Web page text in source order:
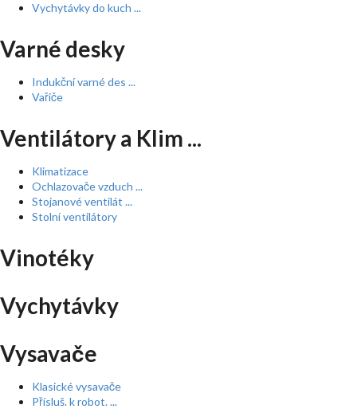
Vychytávky do kuch ...
Varné desky
Indukční varné des ...
Vařiče
Ventilátory a Klim ...
Klimatizace
Ochlazovače vzduch ...
Stojanové ventilát ...
Stolní ventilátory
Vinotéky
Vychytávky
Vysavače
Klasické vysavače
Přísluš. k robot. ...